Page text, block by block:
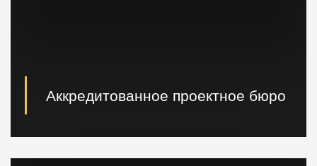
Аккредитованное проектное бюро